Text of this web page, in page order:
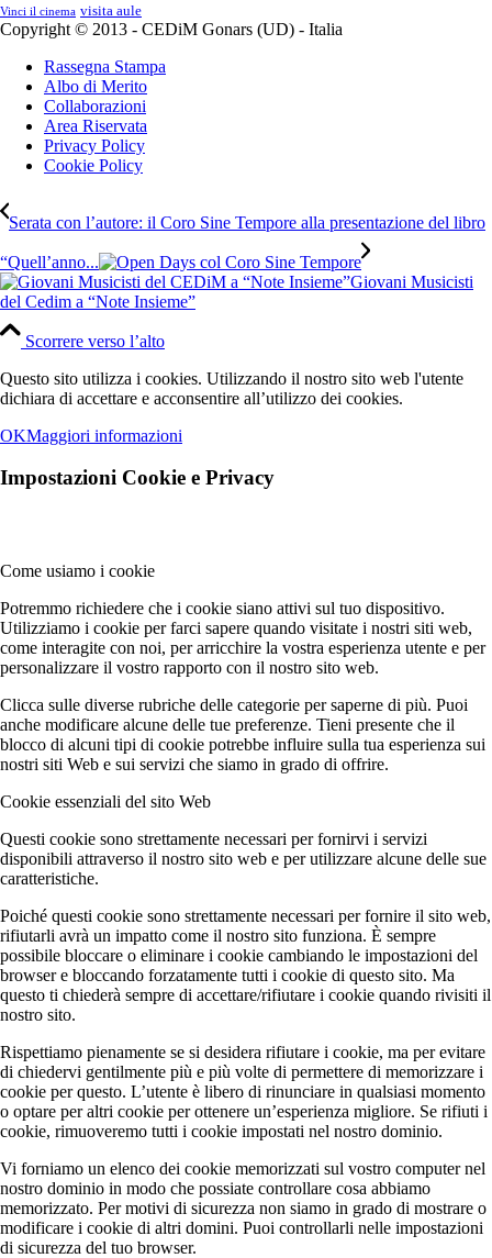
Vinci il cinema visita aule
Copyright © 2013 - CEDiM Gonars (UD) - Italia
Rassegna Stampa
Albo di Merito
Collaborazioni
Area Riservata
Privacy Policy
Cookie Policy
Serata con l’autore: il Coro Sine Tempore alla presentazione del libro
“Quell’anno...
Giovani Musicisti
del Cedim a “Note Insieme”
Scorrere verso l’alto
Questo sito utilizza i cookies. Utilizzando il nostro sito web l'utente
dichiara di accettare e acconsentire all’utilizzo dei cookies.
OKMaggiori informazioni
Impostazioni Cookie e Privacy
Come usiamo i cookie
Potremmo richiedere che i cookie siano attivi sul tuo dispositivo.
Utilizziamo i cookie per farci sapere quando visitate i nostri siti web,
come interagite con noi, per arricchire la vostra esperienza utente e per
personalizzare il vostro rapporto con il nostro sito web.
Clicca sulle diverse rubriche delle categorie per saperne di più. Puoi
anche modificare alcune delle tue preferenze. Tieni presente che il
blocco di alcuni tipi di cookie potrebbe influire sulla tua esperienza sui
nostri siti Web e sui servizi che siamo in grado di offrire.
Cookie essenziali del sito Web
Questi cookie sono strettamente necessari per fornirvi i servizi
disponibili attraverso il nostro sito web e per utilizzare alcune delle sue
caratteristiche.
Poiché questi cookie sono strettamente necessari per fornire il sito web,
rifiutarli avrà un impatto come il nostro sito funziona. È sempre
possibile bloccare o eliminare i cookie cambiando le impostazioni del
browser e bloccando forzatamente tutti i cookie di questo sito. Ma
questo ti chiederà sempre di accettare/rifiutare i cookie quando rivisiti il
nostro sito.
Rispettiamo pienamente se si desidera rifiutare i cookie, ma per evitare
di chiedervi gentilmente più e più volte di permettere di memorizzare i
cookie per questo. L’utente è libero di rinunciare in qualsiasi momento
o optare per altri cookie per ottenere un’esperienza migliore. Se rifiuti i
cookie, rimuoveremo tutti i cookie impostati nel nostro dominio.
Vi forniamo un elenco dei cookie memorizzati sul vostro computer nel
nostro dominio in modo che possiate controllare cosa abbiamo
memorizzato. Per motivi di sicurezza non siamo in grado di mostrare o
modificare i cookie di altri domini. Puoi controllarli nelle impostazioni
di sicurezza del tuo browser.